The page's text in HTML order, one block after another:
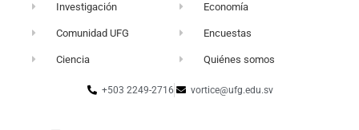
Investigación
Comunidad UFG
Ciencia
Economía
Encuestas
Quiénes somos
+503 2249-2716 vortice@ufg.edu.sv